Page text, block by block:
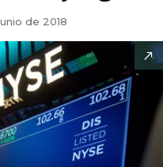
de 2018